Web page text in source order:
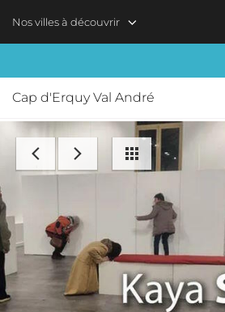
Nos villes à découvrir
Cap d'Erquy Val André